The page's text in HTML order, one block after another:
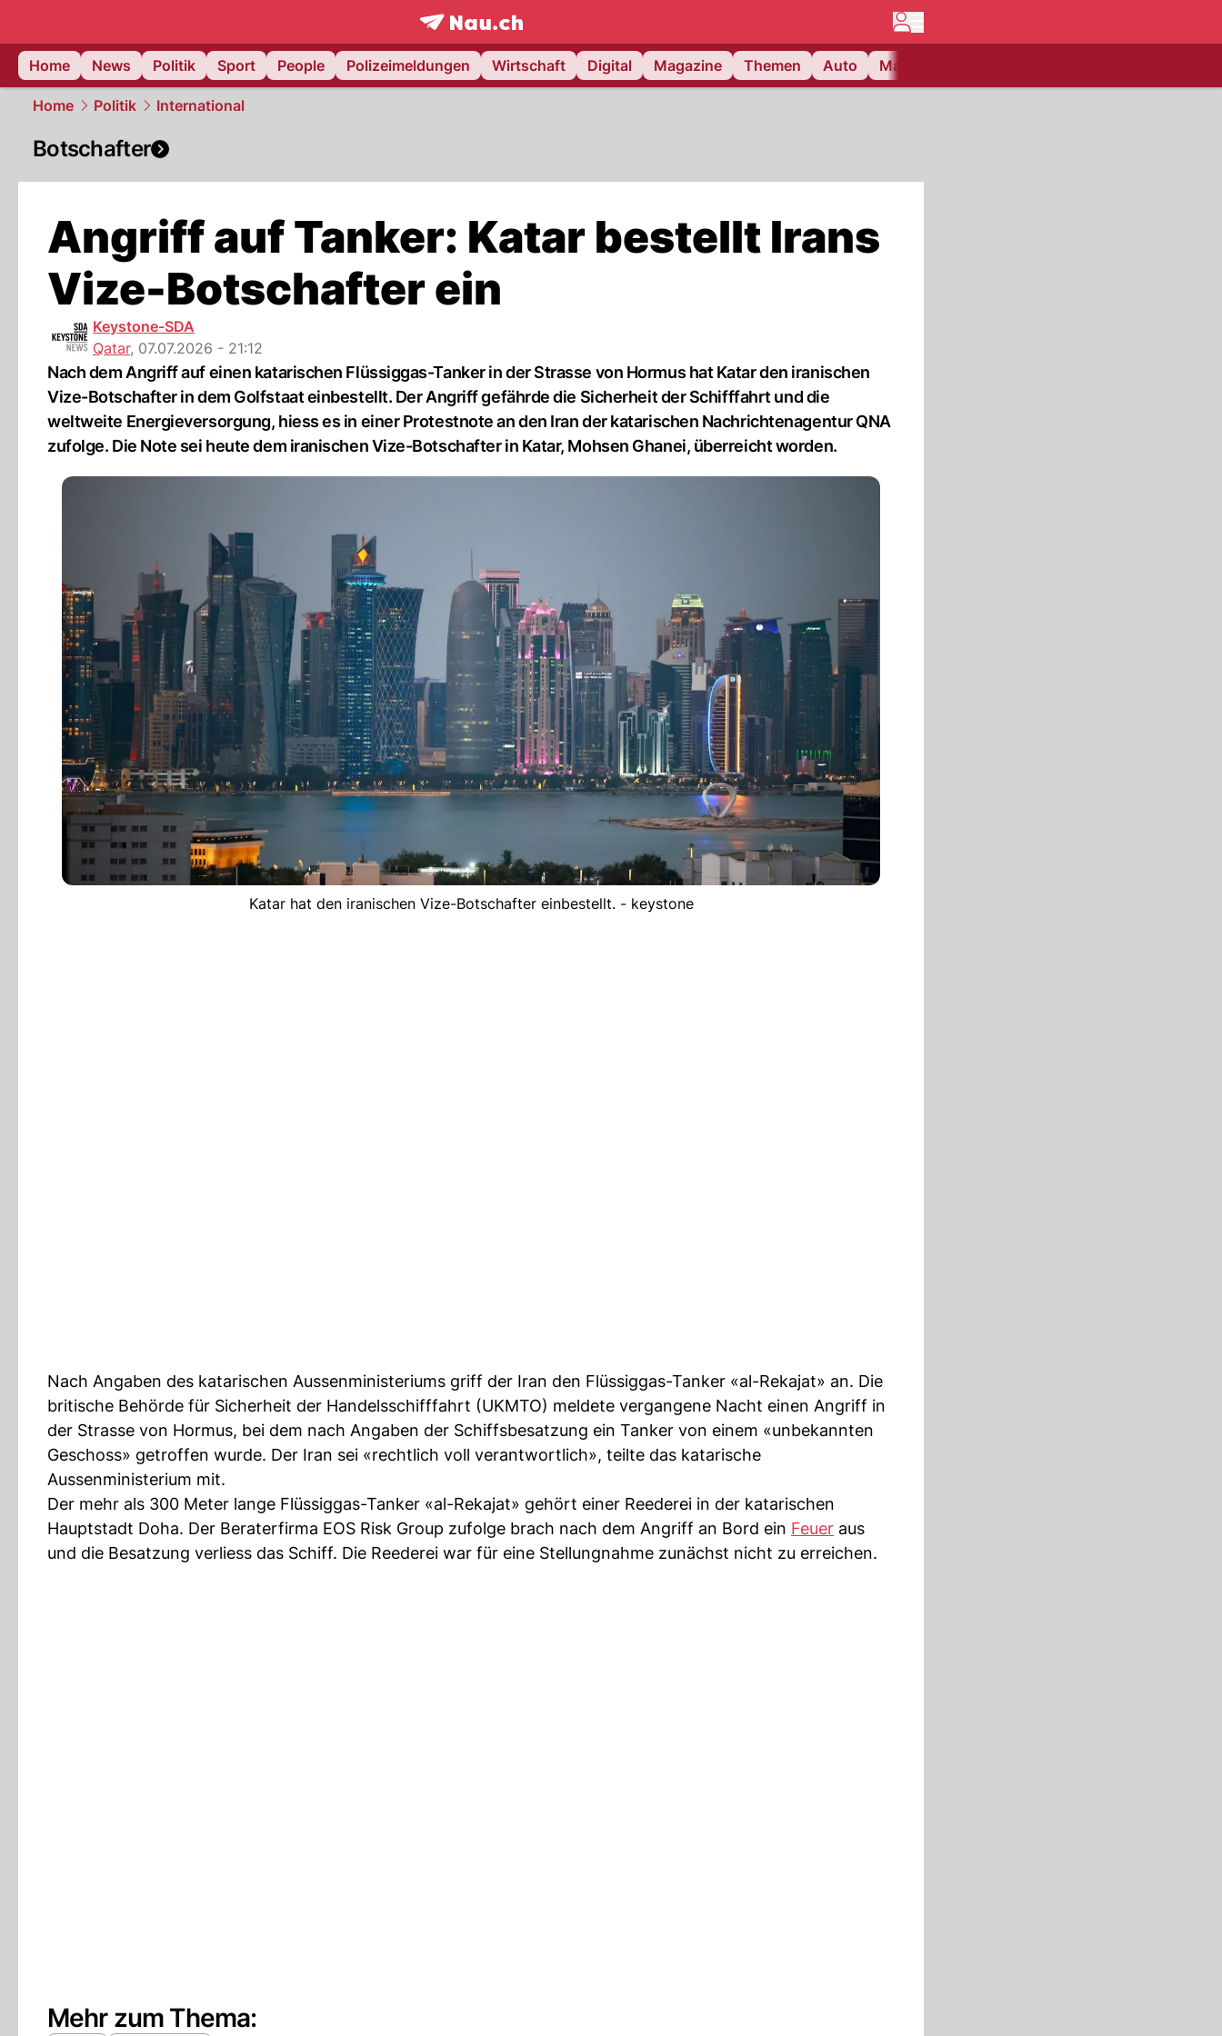
frontpage.NAU.ch
Home
News Politik Sport People Polizeimeldungen Wirtschaft Digital Magazine Themen Auto Matchcenter
Home Politik International
Botschafter
Angriff auf Tanker: Katar bestellt Irans
Vize-Botschafter ein
Keystone-SDA
Qatar, 07.07.2026 - 21:12
Nach dem Angriff auf einen katarischen Flüssiggas-Tanker in der Strasse von Hormus hat Katar den iranischen
Vize-Botschafter in dem Golfstaat einbestellt. Der Angriff gefährde die Sicherheit der Schifffahrt und die
weltweite Energieversorgung, hiess es in einer Protestnote an den Iran der katarischen Nachrichtenagentur QNA
zufolge. Die Note sei heute dem iranischen Vize-Botschafter in Katar, Mohsen Ghanei, überreicht worden.
Katar hat den iranischen Vize-Botschafter einbestellt. - keystone
Nach Angaben des katarischen Aussenministeriums griff der Iran den Flüssiggas-Tanker «al-Rekajat» an. Die
britische Behörde für Sicherheit der Handelsschifffahrt (UKMTO) meldete vergangene Nacht einen Angriff in
der Strasse von Hormus, bei dem nach Angaben der Schiffsbesatzung ein Tanker von einem «unbekannten
Geschoss» getroffen wurde. Der Iran sei «rechtlich voll verantwortlich», teilte das katarische
Aussenministerium mit.
Der mehr als 300 Meter lange Flüssiggas-Tanker «al-Rekajat» gehört einer Reederei in der katarischen
Hauptstadt Doha. Der Beraterfirma EOS Risk Group zufolge brach nach dem Angriff an Bord ein Feuer aus
und die Besatzung verliess das Schiff. Die Reederei war für eine Stellungnahme zunächst nicht zu erreichen.
Mehr zum Thema: